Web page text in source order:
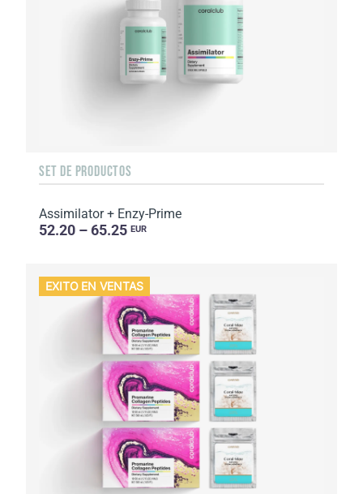
SET DE PRODUCTOS
Assimilator + Enzy-Prime
52.20 – 65.25 EUR
EXITO EN VENTAS